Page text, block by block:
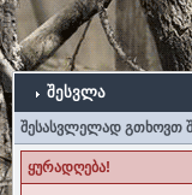
შესვლა
შესასვლელად გთხოვთ
ყურადღება!